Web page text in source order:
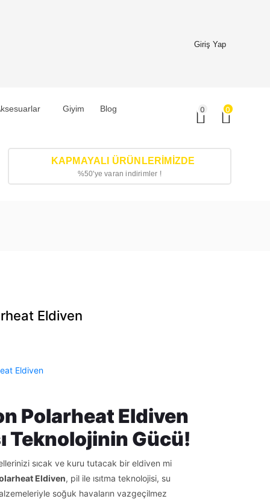
Giriş Yap
Giyim
Blog
0 0
KAPMAYALI ÜRÜNLERIMIZDE
%50'ye varan indirimler !
Eldiven
Eldiven
Polarheat Eldiven
Teknolojinin Gücü!
sıcak ve kuru tutacak bir eldiven mi
Eldiven, pil ile ısıtma teknolojisi, su
soğuk havaların vazgeçilmez